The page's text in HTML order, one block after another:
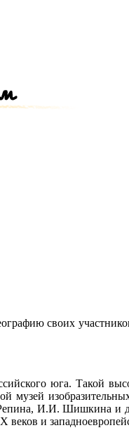
своих
юга. Такой
музей
И.И. Шишкина и
веков и